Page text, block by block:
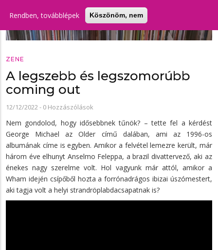
Rendben, továbblépek Köszönöm, nem
ZENE
A legszebb és legszomorúbb
coming out
12/12/2022- 0 Hozzászólások
Nem gondolod, hogy idősebbnek tűnök? – tette fel a kérdést
George Michael az Older című dalában, ami az 1996-os
albumának címe is egyben. Amikor a felvétel lemezre került, már
három éve elhunyt Anselmo Feleppa, a brazil divattervező, aki az
énekes nagy szerelme volt. Hol vagyunk már attól, amikor a
Wham idején csípőből hozta a forrónadrágos ibizai úszómestert,
aki tagja volt a helyi strandröplabdacsapatnak is?